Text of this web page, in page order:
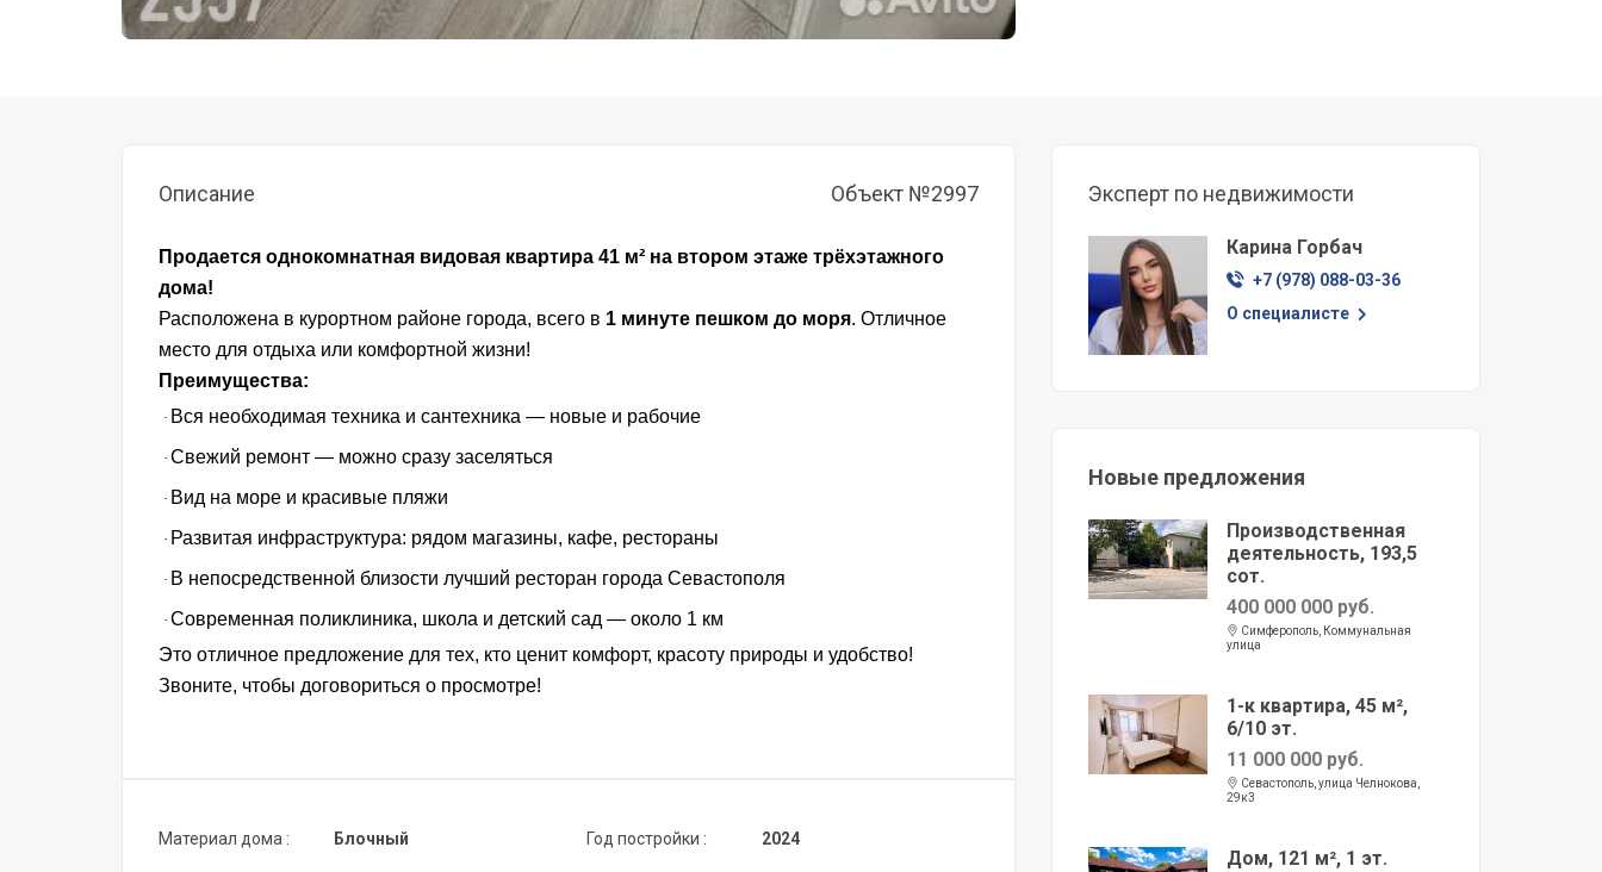
Описание Объект №2997
Продается однокомнатная видовая квартира 41 м² на втором этаже трёхэтажного
дома!
Расположена в курортном районе города, всего в 1 минуте пешком до моря. Отличное
место для отдыха или комфортной жизни!
Преимущества:
· Вся необходимая техника и сантехника — новые и рабочие
· Свежий ремонт — можно сразу заселяться
· Вид на море и красивые пляжи
· Развитая инфраструктура: рядом магазины, кафе, рестораны
· В непосредственной близости лучший ресторан города Севастополя
· Современная поликлиника, школа и детский сад — около 1 км
Это отличное предложение для тех, кто ценит комфорт, красоту природы и удобство!
Звоните, чтобы договориться о просмотре!
Материал дома : Блочный Год постройки : 2024
Эксперт по недвижимости
Карина Горбач
+7 (978) 088-03-36
О специалисте
Новые предложения
Производственная
деятельность, 193,5
сот.
400 000 000 руб.
Симферополь, Коммунальная
улица
1-к квартира, 45 м²,
6/10 эт.
11 000 000 руб.
Севастополь, улица Челнокова,
29к3
Дом, 121 м², 1 эт.